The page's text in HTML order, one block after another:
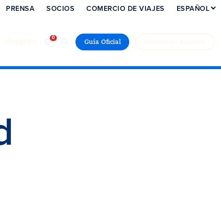
Guía Oficial
PRENSA SOCIOS COMERCIO DE VIAJES ESPAÑOL